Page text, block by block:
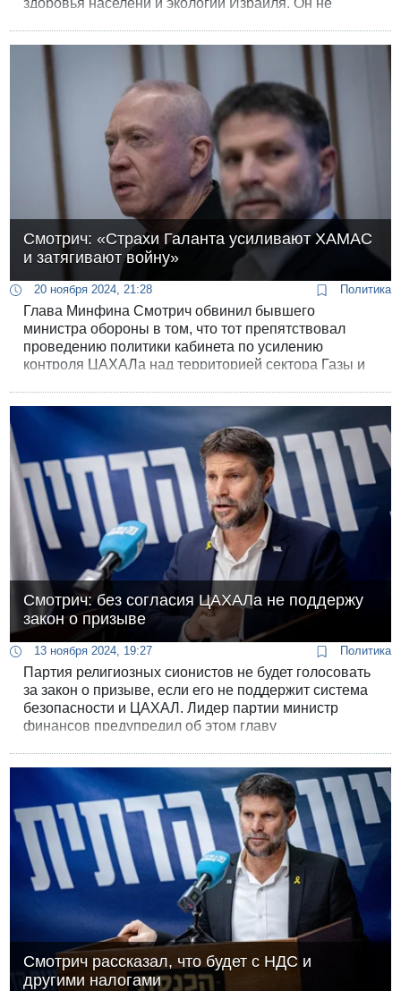
здоровья населени и экологии Израиля. Он не
одноразовую пластиковую посуду, но и отменяет эти
Смотрич: «Страхи Галанта усиливают ХАМАС
и затягивают войну»
20 ноября 2024, 21:28 Политика
Глава Минфина Смотрич обвинил бывшего
министра обороны в том, что тот препятствовал
проведению политики кабинета по усилению
контроля ЦАХАЛа над территорией сектора Газы и
Галант усиливал ХАМАС и затянул войну на юге.
Смотрич: без согласия ЦАХАЛа не поддержу
закон о призыве
13 ноября 2024, 19:27 Политика
Партия религиозных сионистов не будет голосовать
за закон о призыве, если его не поддержит система
безопасности и ЦАХАЛ. Лидер партии министр
финансов предупредил об этом главу
Смотрич рассказал, что будет с НДС и
другими налогами